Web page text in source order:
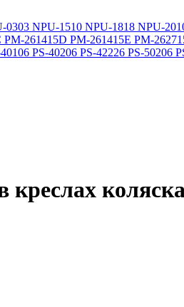
0303 NPU-1510 NPU-1818 NPU-
PM-261415D PM-261415E PM-
PS-40206 PS-42226 PS-50206
креслах